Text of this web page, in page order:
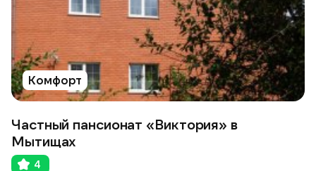
Комфорт
Частный пансионат «Виктория» в
Мытищах
4